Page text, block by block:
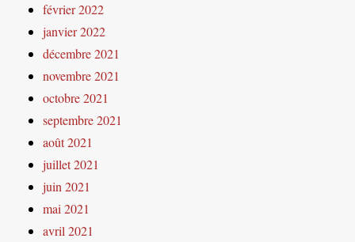
février 2022
janvier 2022
décembre 2021
novembre 2021
octobre 2021
septembre 2021
août 2021
juillet 2021
juin 2021
mai 2021
avril 2021